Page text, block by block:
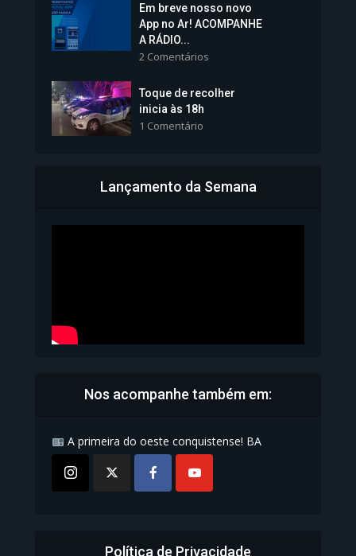
Vice-Prefeita Sheila Lemos
tomará posse nesta...
1.101 Modos de exibição
Bahia inicia emissão da
Em breve nosso novo
App no Ar! ACOMPANHE
A RÁDIO...
2 Comentários
Toque de recolher
inicia às 18h
1 Comentário
Lançamento da Semana
Nos acompanhe também em:
A primeira do oeste conquistense! BA
Política de Privacidade